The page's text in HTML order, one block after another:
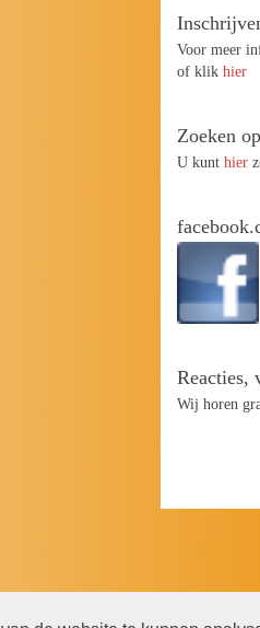
Voor meer
of klikhier
Zoeken
U kunthier
Reacties,
Wij horen